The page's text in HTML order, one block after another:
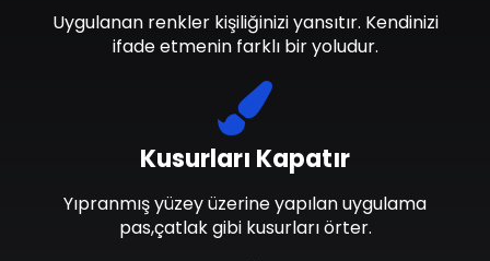
Kusurları Kapatır
Yıpranmış yüzey üzerine yapılan uygulama
pas,çatlak gibi kusurları örter.
Uygulanan renkler kişiliğinizi yansıtır. Kendinizi
ifade etmenin farklı bir yoludur.